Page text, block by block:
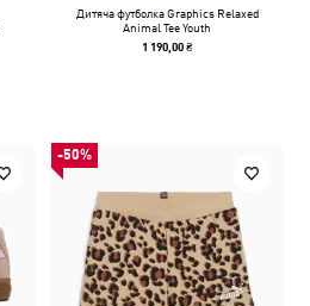
Дитяча футболка Graphics Relaxed
Animal Tee Youth
1 190,00 ₴
-50%